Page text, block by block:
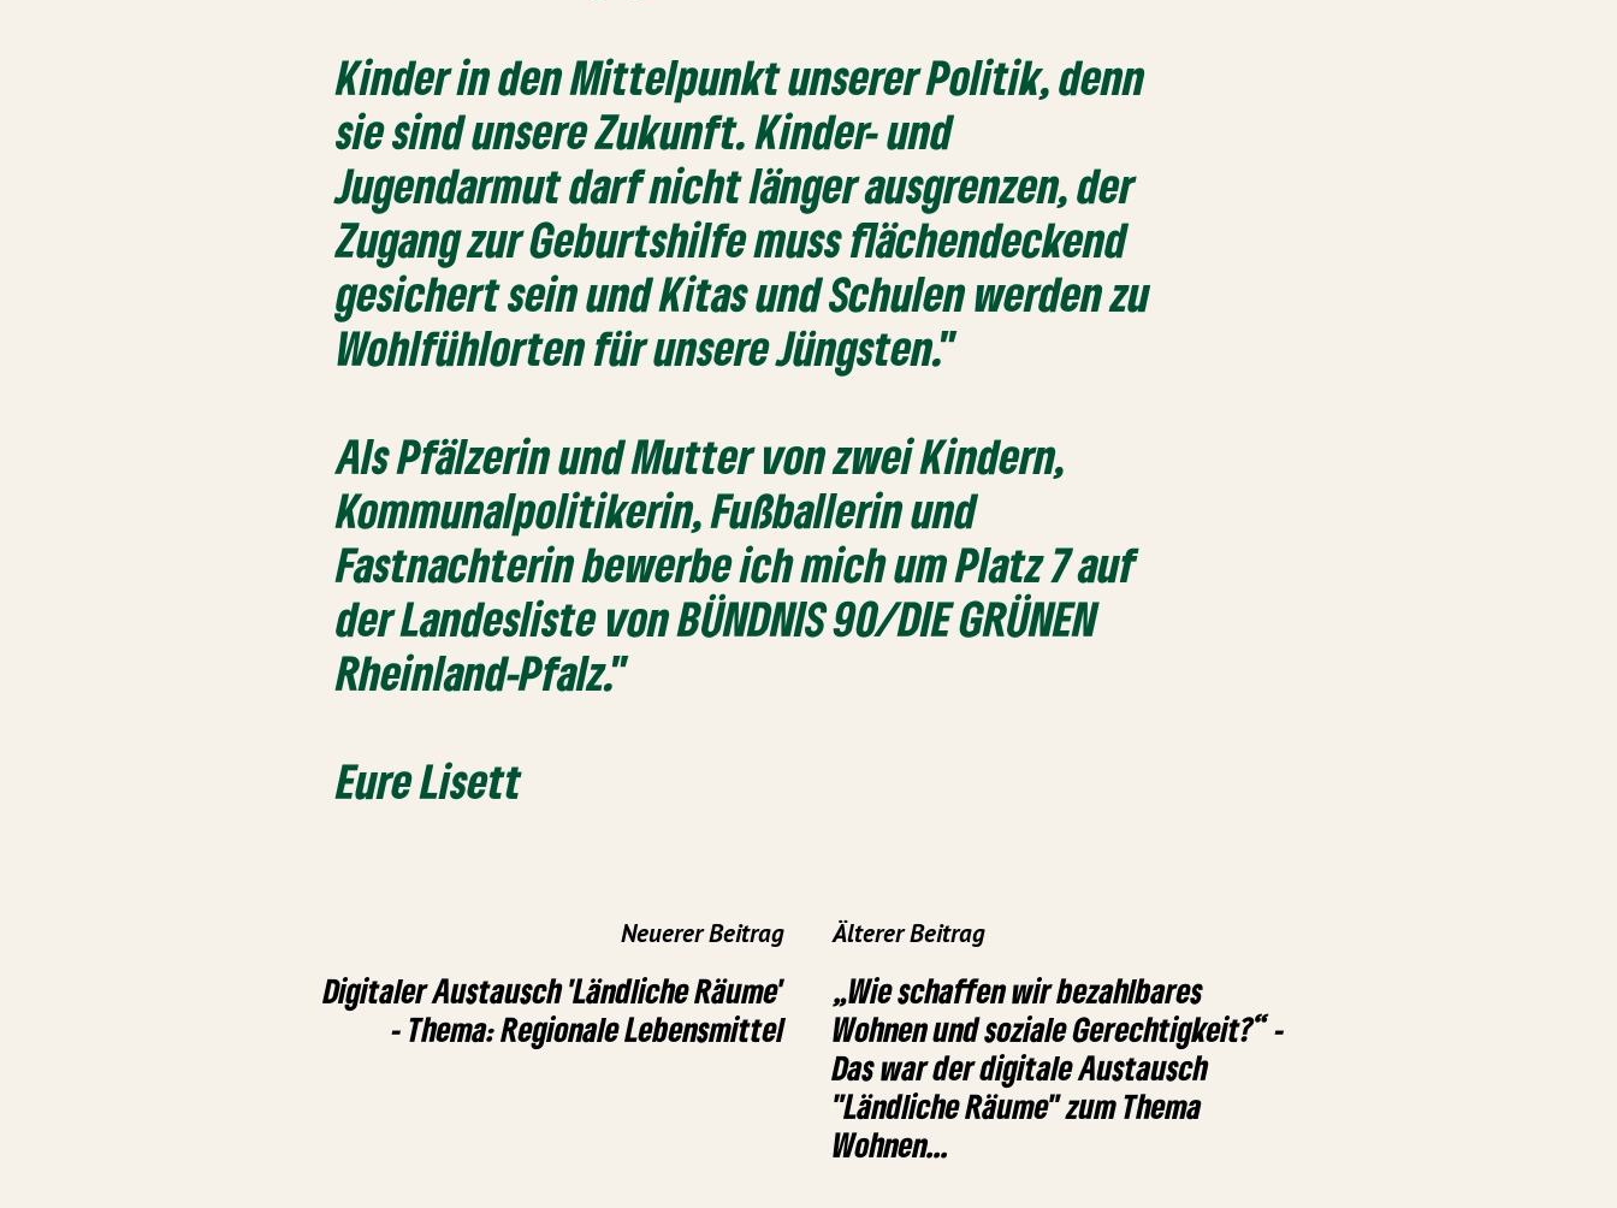
Kinder in den Mittelpunkt unserer Politik, denn
sie sind unsere Zukunft. Kinder- und
Jugendarmut darf nicht länger ausgrenzen, der
Zugang zur Geburtshilfe muss flächendeckend
gesichert sein und Kitas und Schulen werden zu
Wohlfühlorten für unsere Jüngsten."
Als Pfälzerin und Mutter von zwei Kindern,
Kommunalpolitikerin, Fußballerin und
Fastnachterin bewerbe ich mich um Platz 7 auf
der Landesliste von BÜNDNIS 90/DIE GRÜNEN
Rheinland-Pfalz."
Eure Lisett
Neuerer Beitrag
Digitaler Austausch 'Ländliche Räume'
- Thema: Regionale Lebensmittel
Älterer Beitrag
„Wie schaffen wir bezahlbares
Wohnen und soziale Gerechtigkeit?“ -
Das war der digitale Austausch
"Ländliche Räume" zum Thema
Wohnen...